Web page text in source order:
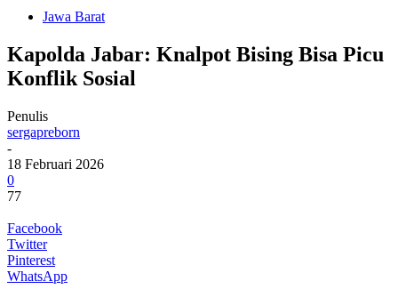
Jawa Barat
Kapolda Jabar: Knalpot Bising Bisa Picu
Konflik Sosial
Penulis
sergapreborn
-
18 Februari 2026
0
77
Facebook
Twitter
Pinterest
WhatsApp